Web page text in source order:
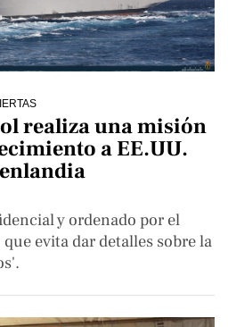
realiza una misión
a EE.UU.
y ordenado por el
evita dar detalles sobre la